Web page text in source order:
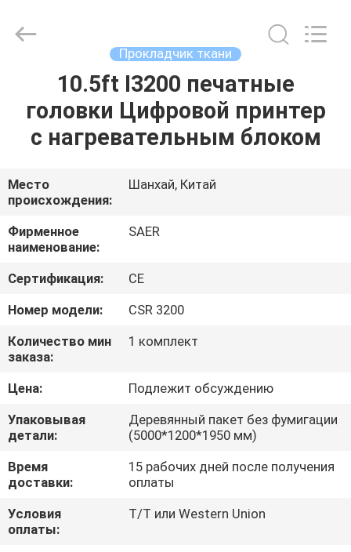
ГЛАВНАЯ
СТРАНИЦА
РОЛИКИ
О
КОМПАНИИ
НАША
ФАБРИКА
КОНТРОЛЬ
КАЧЕСТВА
КОНТАКТНЫЕ
ДАННЫЕ
Supplier
Прокладчик ткани
10.5ft I3200 печатные
головки Цифровой принтер
с нагревательным блоком
Место
происхождения:
Шанхай, Китай
Фирменное
наименование:
SAER
Сертификация:
CE
Номер модели:
CSR 3200
Количество мин
заказа:
1 комплект
Цена:
Подлежит обсуждению
Упаковывая
детали:
Деревянный пакет без фумигации
(5000*1200*1950 мм)
Время
доставки:
15 рабочих дней после получения
оплаты
Условия
оплаты:
T/T или Western Union